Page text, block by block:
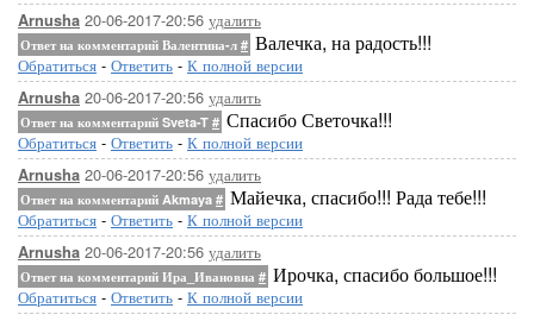
Arnusha 20-06-2017-20:56 удалить
Ответ на комментарий Валентина-л # Валечка, на радость!!!
Обратиться - Ответить - К полной версии
Arnusha 20-06-2017-20:56 удалить
Ответ на комментарий Sveta-T # Спасибо Светочка!!!
Обратиться - Ответить - К полной версии
Arnusha 20-06-2017-20:56 удалить
Ответ на комментарий Akmaya # Майечка, спасибо!!! Рада тебе!!!
Обратиться - Ответить - К полной версии
Arnusha 20-06-2017-20:56 удалить
Ответ на комментарий Ира_Ивановна # Ирочка, спасибо большое!!!
Обратиться - Ответить - К полной версии